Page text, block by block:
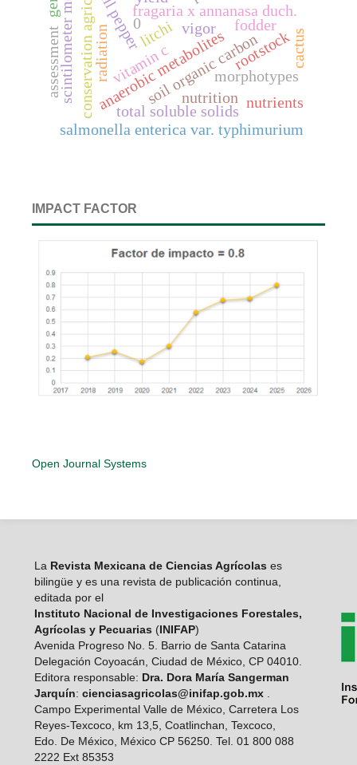
fragaria x annanasa duch.
anaerobic metabolites
total soluble solids
vitamin c
conservation agriculture soil organic carbon
bell pepper
scintilometer method
salmonella enterica var. typhimurium
assessment morphotypes
litchi
nutrition
radiation
nutrients
rootstock
vigor cactus
0 fodder
IMPACT FACTOR
Open Journal Systems
LaRevista Mexicana de Ciencias Agrícolas es
bilingüe y es una revista de publicación continua,
editada por el
Instituto Nacional de Investigaciones Forestales,
Agrícolas y Pecuarias (INIFAP)
Avenida Progreso No. 5. Barrio de Santa Catarina
Delegación Coyoacán, Ciudad de México, CP 04010.
Editora responsable: Dra. Dora María Sangerman
Jarquín: cienciasagricolas@inifap.gob.mx.
Campo Experimental Valle de México, Carretera Los
Reyes-Texcoco, km 13,5, Coatlinchan, Texcoco,
Edo. De México, México CP 56250. Tel. 01 800 088
2222 Ext 85353